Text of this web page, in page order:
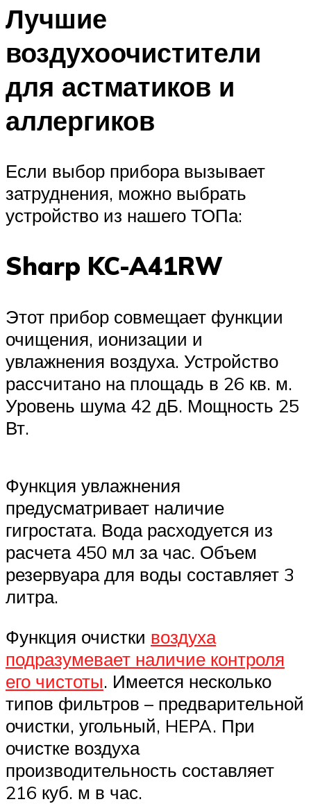
Лучшие
воздухоочистители
для астматиков и
аллергиков
Если выбор прибора вызывает
затруднения, можно выбрать
устройство из нашего ТОПа:
Sharp KC-A41RW
Этот прибор совмещает функции
очищения, ионизации и
увлажнения воздуха. Устройство
рассчитано на площадь в 26 кв. м.
Уровень шума 42 дБ. Мощность 25
Вт.
Функция увлажнения
предусматривает наличие
гигростата. Вода расходуется из
расчета 450 мл за час. Объем
резервуара для воды составляет 3
литра.
Функция очистки воздуха
подразумевает наличие контроля
его чистоты. Имеется несколько
типов фильтров – предварительной
очистки, угольный, HEPA. При
очистке воздуха
производительность составляет
216 куб. м в час.